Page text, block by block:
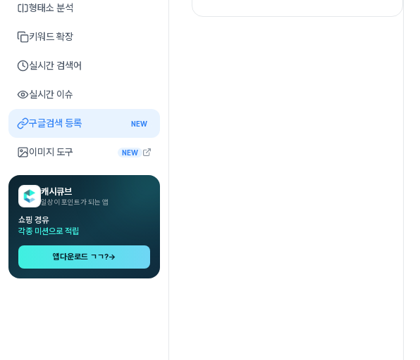
형태소 분석
키워드 확장
실시간 검색어
실시간 이슈
구글검색 등록 NEW
이미지 도구 NEW
캐시큐브
일상이 포인트가 되는 앱
쇼핑 경유
각종 미션으로 적립
앱다운로드 ㄱㄱ?→